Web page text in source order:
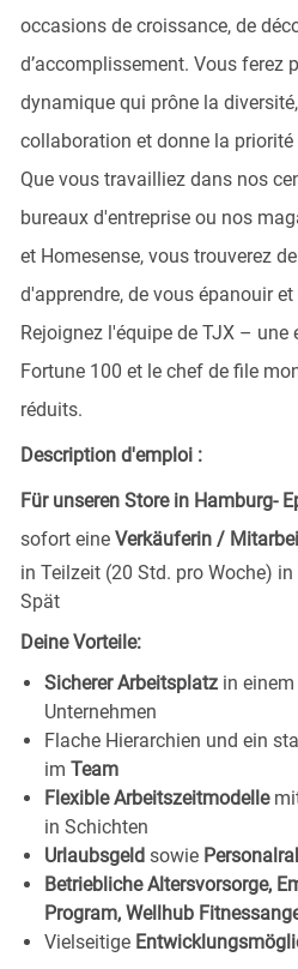
occasions de croissance, de
d’accomplissement. Vous ferez
dynamique qui prône la
collaboration et donne la
Que vous travailliez dans nos
bureaux d'entreprise ou nos
et Homesense, vous trouverez
d'apprendre, de vous épanouir
Rejoignez l'équipe de TJX – une
Fortune 100 et le chef de file
réduits.
Description d'emploi :
Für unseren Store in Hamburg-
sofort eine Verkäuferin /
in Teilzeit (20 Std. pro Woche)
Spät
Deine Vorteile:
Sicherer Arbeitsplatz in
Unternehmen
Flache Hierarchien und ein
im Team
Flexible Arbeitszeitmodelle
in Schichten
Urlaubsgeld sowie
Betriebliche Altersvorsorge,
Program, Wellhub
Vielseitige